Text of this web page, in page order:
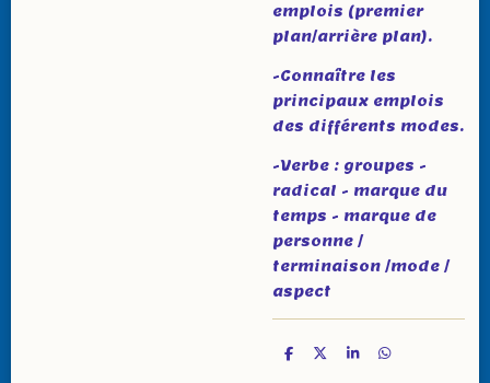
emplois (premier
plan/arrière plan).
-Connaître les
principaux emplois
des différents modes.
-Verbe : groupes -
radical - marque du
temps - marque de
personne /
terminaison /mode /
aspect
P
P
P
P